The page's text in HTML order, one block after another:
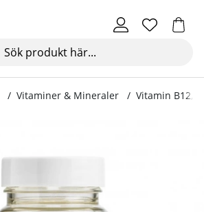
Vitaminer & Mineraler Vitamin B12,